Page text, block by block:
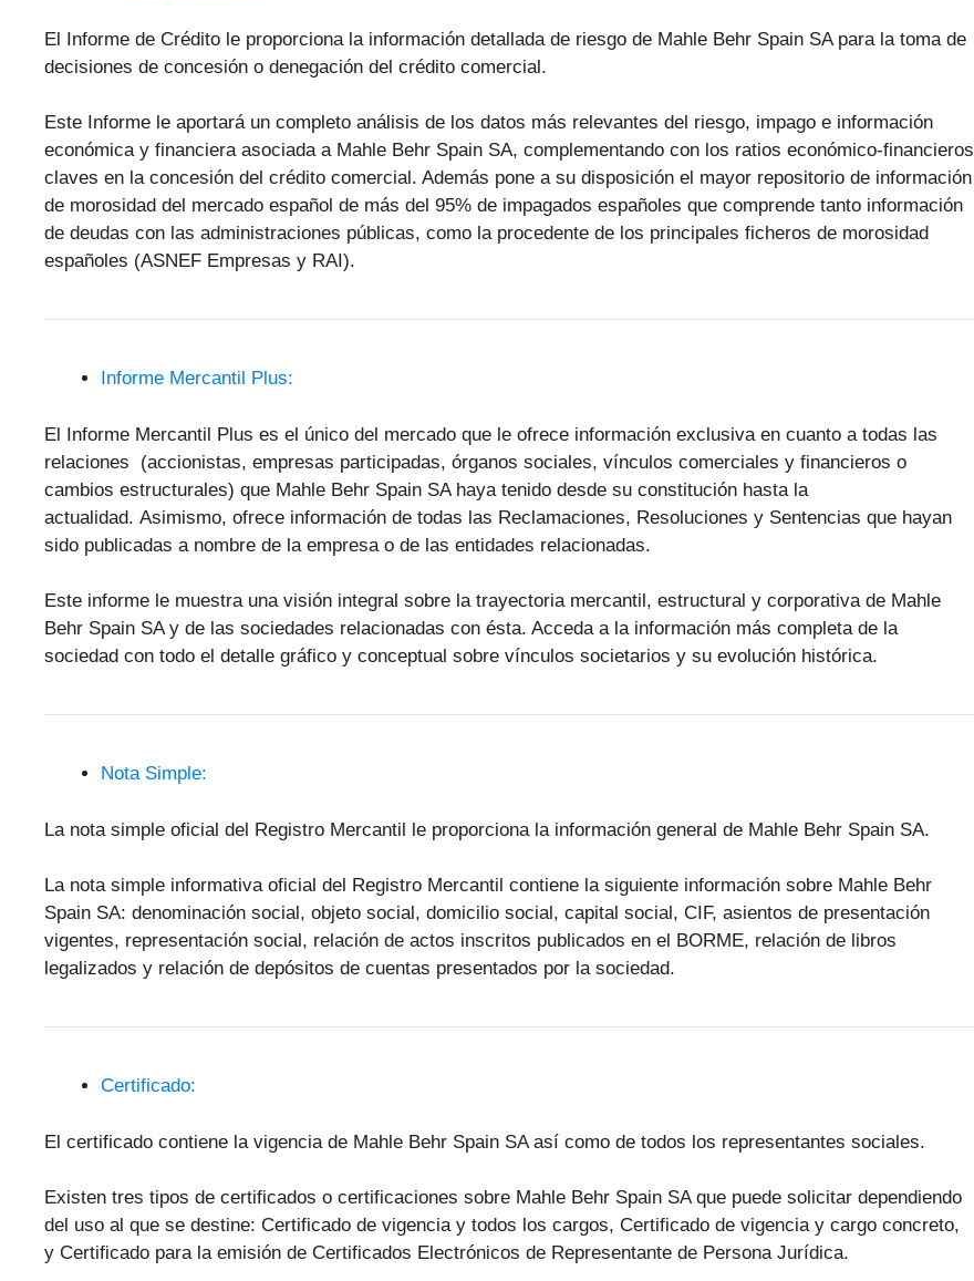
El Informe de Crédito le proporciona la información detallada de riesgo de Mahle Behr Spain SA para la toma de
decisiones de concesión o denegación del crédito comercial.
Este Informe le aportará un completo análisis de los datos más relevantes del riesgo, impago e información
económica y financiera asociada a Mahle Behr Spain SA, complementando con los ratios económico-financieros
claves en la concesión del crédito comercial. Además pone a su disposición el mayor repositorio de información
de morosidad del mercado español de más del 95% de impagados españoles que comprende tanto información
de deudas con las administraciones públicas, como la procedente de los principales ficheros de morosidad
españoles (ASNEF Empresas y RAI).
Informe Mercantil Plus:
El Informe Mercantil Plus es el único del mercado que le ofrece información exclusiva en cuanto a todas las
relaciones (accionistas, empresas participadas, órganos sociales, vínculos comerciales y financieros o
cambios estructurales) que Mahle Behr Spain SA haya tenido desde su constitución hasta la
actualidad. Asimismo, ofrece información de todas las Reclamaciones, Resoluciones y Sentencias que hayan
sido publicadas a nombre de la empresa o de las entidades relacionadas.
Este informe le muestra una visión integral sobre la trayectoria mercantil, estructural y corporativa de Mahle
Behr Spain SA y de las sociedades relacionadas con ésta. Acceda a la información más completa de la
sociedad con todo el detalle gráfico y conceptual sobre vínculos societarios y su evolución histórica.
Nota Simple:
La nota simple oficial del Registro Mercantil le proporciona la información general de Mahle Behr Spain SA.
La nota simple informativa oficial del Registro Mercantil contiene la siguiente información sobre Mahle Behr
Spain SA: denominación social, objeto social, domicilio social, capital social, CIF, asientos de presentación
vigentes, representación social, relación de actos inscritos publicados en el BORME, relación de libros
legalizados y relación de depósitos de cuentas presentados por la sociedad.
Certificado:
El certificado contiene la vigencia de Mahle Behr Spain SA así como de todos los representantes sociales.
Existen tres tipos de certificados o certificaciones sobre Mahle Behr Spain SA que puede solicitar dependiendo
del uso al que se destine: Certificado de vigencia y todos los cargos, Certificado de vigencia y cargo concreto,
y Certificado para la emisión de Certificados Electrónicos de Representante de Persona Jurídica.